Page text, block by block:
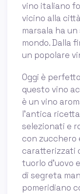
vino italiano
vicino alla
marsala ha
mondo. Dalla
un popolare
Oggi è
questo vino
è un vino
l’antica
selezionati e
con zucchero
caratterizzati
tuorlo d’uovo
di segreta
pomeridiano